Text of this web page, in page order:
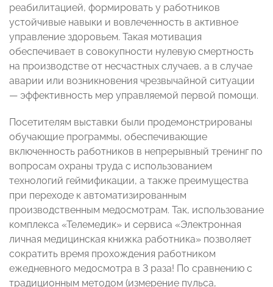
реабилитацией, формировать у работников
устойчивые навыки и вовлеченность в активное
управление здоровьем. Такая мотивация
обеспечивает в совокупности нулевую смертность
на производстве от несчастных случаев, а в случае
аварии или возникновения чрезвычайной ситуации
— эффективность мер управляемой первой помощи.
Посетителям выставки были продемонстрированы
обучающие программы, обеспечивающие
включенность работников в непрерывный тренинг по
вопросам охраны труда с использованием
технологий геймификации, а также преимущества
при переходе к автоматизированным
производственным медосмотрам. Так, использование
комплекса «Телемедик» и сервиса «Электронная
личная медицинская книжка работника» позволяет
сократить время прохождения работником
ежедневного медосмотра в 3 раза! По сравнению с
традиционным методом (измерение пульса,